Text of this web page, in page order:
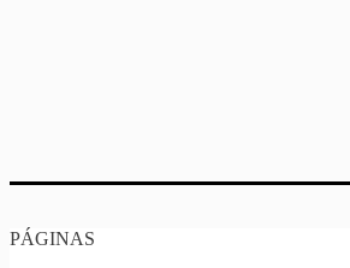
PÁGINAS